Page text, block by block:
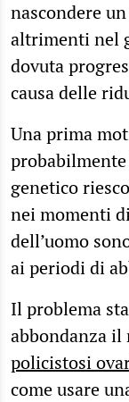
nascondere
altrimenti nel
dovuta
causa delle
Una prima
genetico
nei momenti
dell’uomo
ai periodi di
Il problema
abbondanza il
policistosi
come usare